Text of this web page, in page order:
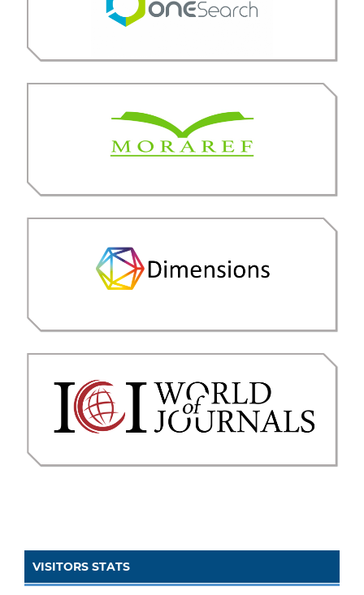
VISITORS STATS